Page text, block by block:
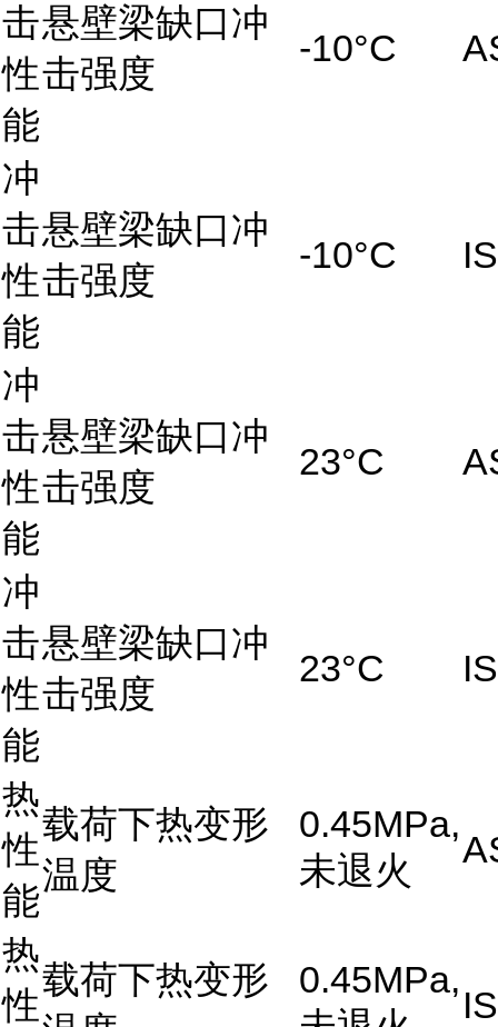
击
性
能
悬壁梁缺口冲
击强度
-10°C
冲
击
性
能
悬壁梁缺口冲
击强度
-10°C
冲
击
性
能
悬壁梁缺口冲
击强度
23°C
冲
击
性
能
悬壁梁缺口冲
击强度
23°C
热
性
能
载荷下热变形
温度
0.45MPa,
未退火
热
性
载荷下热变形
0.45MPa,